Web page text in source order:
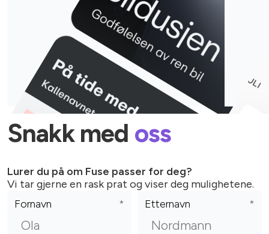
Snakk med oss
Lurer du på om Fuse passer for deg?
Vi tar gjerne en rask prat og viser deg mulighetene.
Fornavn
* Etternavn *